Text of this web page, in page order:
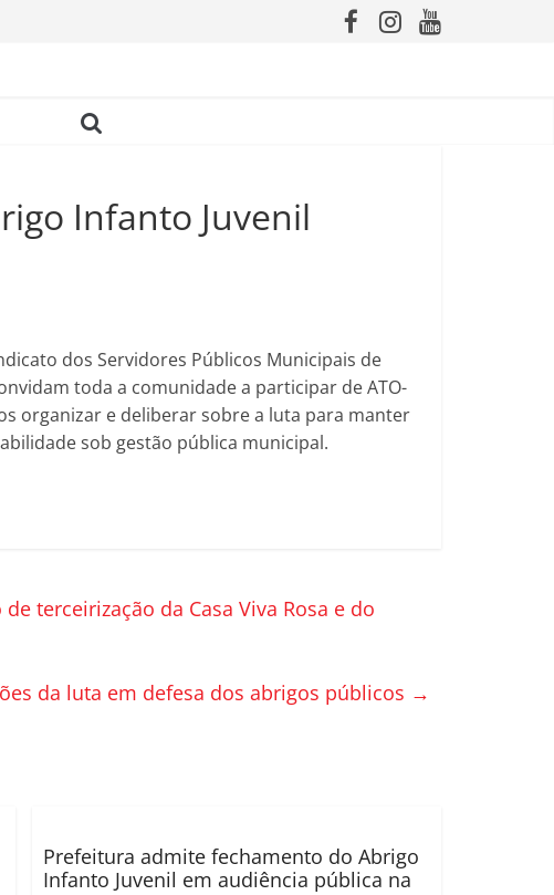
Infanto Juvenil
dos Servidores Públicos Municipais de
toda a comunidade a participar de ATO-
organizar e deliberar sobre a luta para manter
sob gestão pública municipal.
terceirização da Casa Viva Rosa e do
da luta em defesa dos abrigos públicos →
Prefeitura admite fechamento do Abrigo
Infanto Juvenil em audiência pública na